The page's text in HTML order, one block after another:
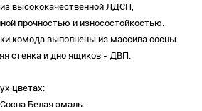
высококачественной ЛДСП,
прочностью и износостойкостью.
комода выполнены из массива сосны
стенка и дно ящиков - ДВП.
цветах:
Белая эмаль.